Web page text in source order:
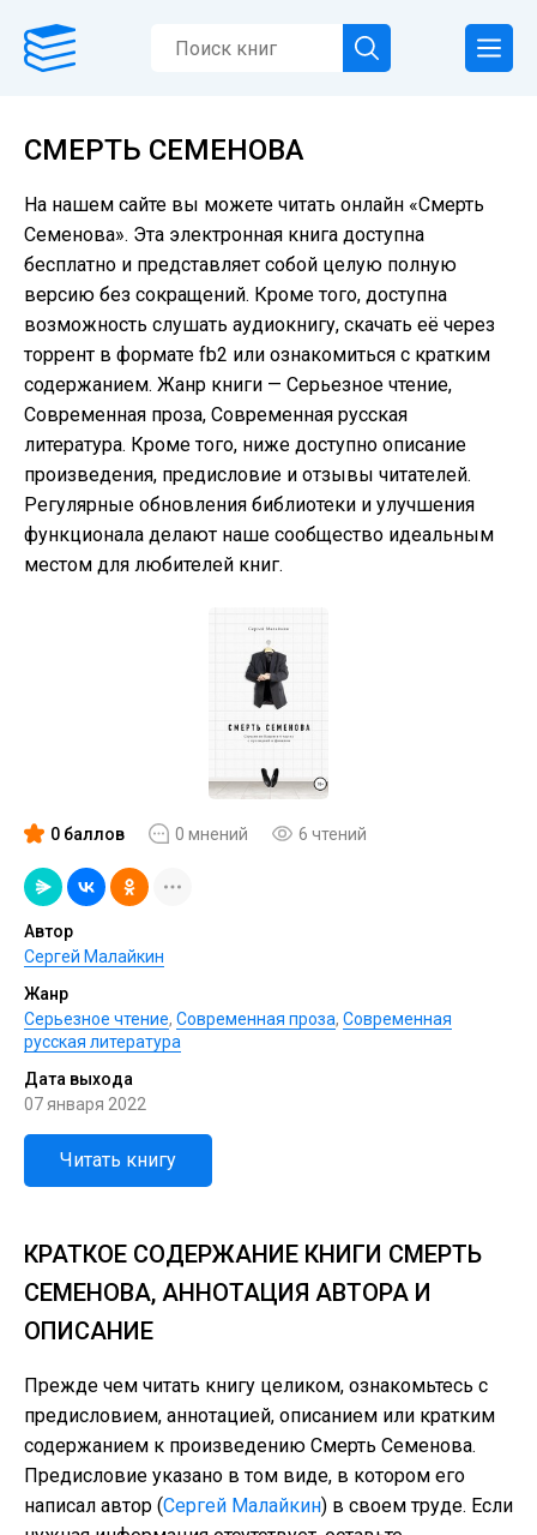
СМЕРТЬ СЕМЕНОВА
На нашем сайте вы можете читать онлайн «Смерть
Семенова». Эта электронная книга доступна
бесплатно и представляет собой целую полную
версию без сокращений. Кроме того, доступна
возможность слушать аудиокнигу, скачать её через
торрент в формате fb2 или ознакомиться с кратким
содержанием. Жанр книги — Серьезное чтение,
Современная проза, Современная русская
литература. Кроме того, ниже доступно описание
произведения, предисловие и отзывы читателей.
Регулярные обновления библиотеки и улучшения
функционала делают наше сообщество идеальным
местом для любителей книг.
0 баллов 0 мнений 6 чтений
Автор
Сергей Малайкин
Жанр
Серьезное чтение, Современная проза, Современная
русская литература
Дата выхода
07 января 2022
Читать книгу
КРАТКОЕ СОДЕРЖАНИЕ КНИГИ СМЕРТЬ
СЕМЕНОВА, АННОТАЦИЯ АВТОРА И
ОПИСАНИЕ
Прежде чем читать книгу целиком, ознакомьтесь с
предисловием, аннотацией, описанием или кратким
содержанием к произведению Смерть Семенова.
Предисловие указано в том виде, в котором его
написал автор (Сергей Малайкин) в своем труде. Если